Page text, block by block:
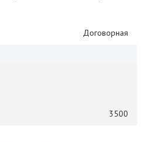
Договорная
3500